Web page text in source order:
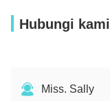
Hubungi kami
Miss. Sally